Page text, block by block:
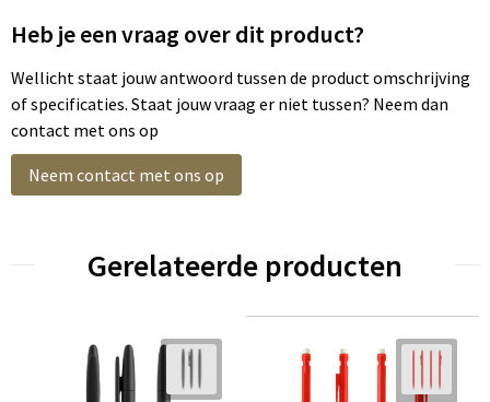
Heb je een vraag over dit product?
Wellicht staat jouw antwoord tussen de product omschrijving
of specificaties. Staat jouw vraag er niet tussen? Neem dan
contact met ons op
Neem contact met ons op
Gerelateerde producten